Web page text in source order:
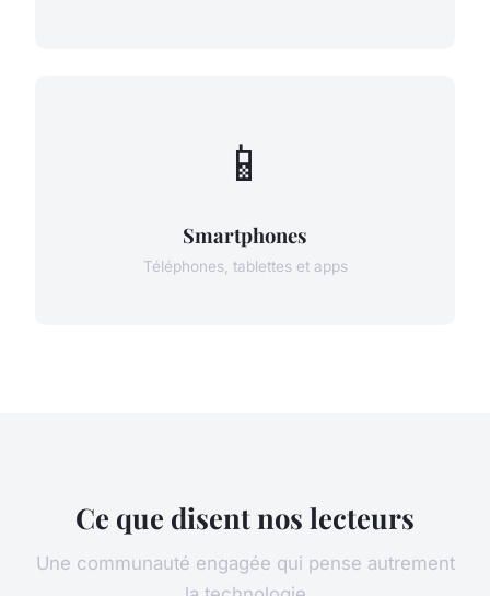
📱
Smartphones
Téléphones, tablettes et apps
Ce que disent nos lecteurs
Une communauté engagée qui pense autrement